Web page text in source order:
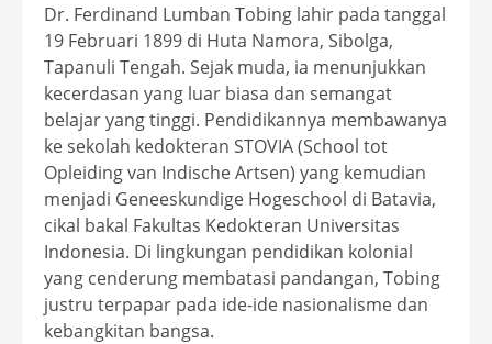
Dr. Ferdinand Lumban Tobing lahir pada tanggal
19 Februari 1899 di Huta Namora, Sibolga,
Tapanuli Tengah. Sejak muda, ia menunjukkan
kecerdasan yang luar biasa dan semangat
belajar yang tinggi. Pendidikannya membawanya
ke sekolah kedokteran STOVIA (School tot
Opleiding van Indische Artsen) yang kemudian
menjadi Geneeskundige Hogeschool di Batavia,
cikal bakal Fakultas Kedokteran Universitas
Indonesia. Di lingkungan pendidikan kolonial
yang cenderung membatasi pandangan, Tobing
justru terpapar pada ide-ide nasionalisme dan
kebangkitan bangsa.